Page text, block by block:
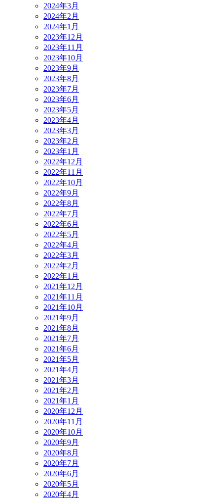
2024年3月
2024年2月
2024年1月
2023年12月
2023年11月
2023年10月
2023年9月
2023年8月
2023年7月
2023年6月
2023年5月
2023年4月
2023年3月
2023年2月
2023年1月
2022年12月
2022年11月
2022年10月
2022年9月
2022年8月
2022年7月
2022年6月
2022年5月
2022年4月
2022年3月
2022年2月
2022年1月
2021年12月
2021年11月
2021年10月
2021年9月
2021年8月
2021年7月
2021年6月
2021年5月
2021年4月
2021年3月
2021年2月
2021年1月
2020年12月
2020年11月
2020年10月
2020年9月
2020年8月
2020年7月
2020年6月
2020年5月
2020年4月